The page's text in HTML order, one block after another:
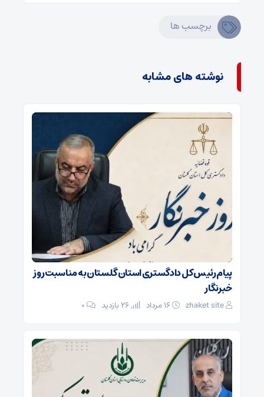
برچسب ها
نوشته های مشابه
پیام رئیس کل دادگستری استان گلستان به مناسبت روز
خبرنگار
zhaket site ۰